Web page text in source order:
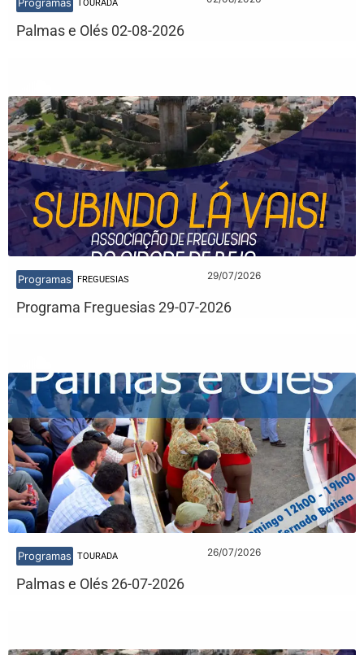
TOURADA
Palmas e Olés 02-08-2026
Programas FREGUESIAS 29/07/2026
Programa Freguesias 29-07-2026
Programas TOURADA 26/07/2026
Palmas e Olés 26-07-2026